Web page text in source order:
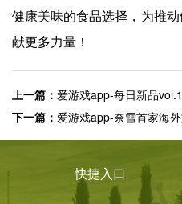
健康美味的食品选择，为推
献更多力量！
上一篇： 爱游戏app-每日新品vol.193 | 杯面“
下一篇： 爱游戏app-奈雪首家海外旗舰店
快捷入口